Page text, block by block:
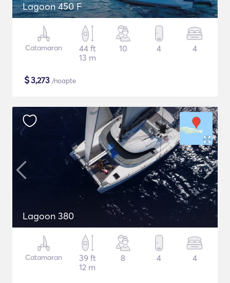
Lagoon 450 F
Catamaran
44 ft
13 m
10 4 4
$3,273 /noapte
Lagoon 380
Catamaran
39 ft
12 m
8 4 4